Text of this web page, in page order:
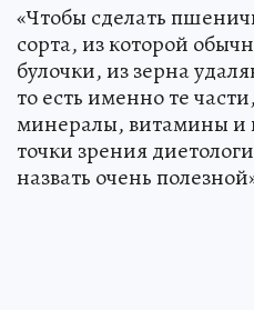
«Чтобы сделать
сорта, из которой
булочки, из зерна
то есть именно те
минералы, витамины и
точки зрения
назвать очень